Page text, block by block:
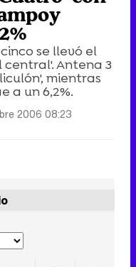
se llevó el
Antena 3
mientras
a un 6,2%.
2006 08:23